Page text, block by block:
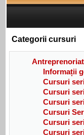
Categorii cursuri
Antreprenoriat
Informații
Cursuri
Cursuri
Cursuri
Cursuri
Cursuri
Cursuri